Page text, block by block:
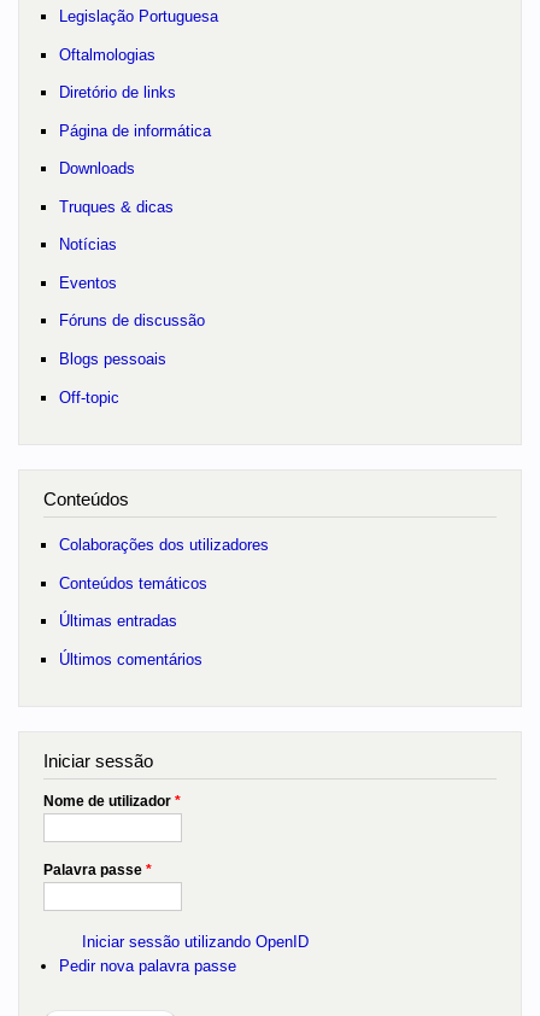
Legislação Portuguesa
Oftalmologias
Diretório de links
Página de informática
Downloads
Truques & dicas
Notícias
Eventos
Fóruns de discussão
Blogs pessoais
Off-topic
Conteúdos
Colaborações dos utilizadores
Conteúdos temáticos
Últimas entradas
Últimos comentários
Iniciar sessão
Nome de utilizador *
Palavra passe *
Iniciar sessão utilizando OpenID
Pedir nova palavra passe